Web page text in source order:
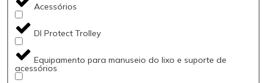
Acessórios
DI Protect Trolley
Equipamento para manuseio do lixo e suporte de
acessórios